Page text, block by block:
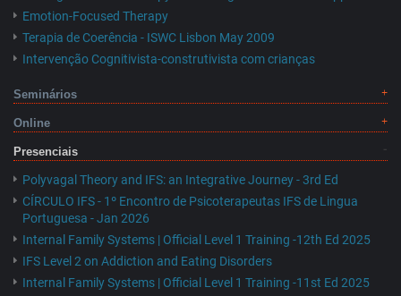
Emotion-Focused Therapy
Terapia de Coerência - ISWC Lisbon May 2009
Intervenção Cognitivista-construtivista com crianças
Seminários
Online
Presenciais
Polyvagal Theory and IFS: an Integrative Journey - 3rd Ed
CÍRCULO IFS - 1º Encontro de Psicoterapeutas IFS de Lingua
Portuguesa - Jan 2026
Internal Family Systems | Official Level 1 Training -12th Ed 2025
IFS Level 2 on Addiction and Eating Disorders
Internal Family Systems | Official Level 1 Training -11st Ed 2025